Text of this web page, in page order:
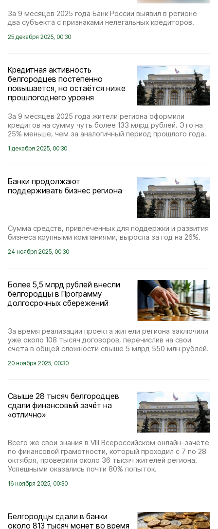
За 9 месяцев 2025 года Банк России выявил в регионе
два субъекта с признаками нелегальных кредиторов.
25 декабря 2025, 00:30
Кредитная активность
белгородцев постепенно
повышается, но остаётся ниже
прошлогоднего уровня
За 9 месяцев 2025 года жители региона оформили
кредитов на сумму чуть более 133 млрд рублей. Это на
25% меньше, чем за аналогичный период прошлого года.
1 декабря 2025, 00:30
Банки продолжают
поддерживать бизнес региона
Сумма средств, привлечённых для поддержки и развития
бизнеса крупными компаниями, выросла за год на 26%.
24 ноября 2025, 00:30
Более 5,5 млрд рублей внесли
белгородцы в Программу
долгосрочных сбережений
За время реализации проекта жители региона заключили
уже около 108 тысяч договоров, перечислив на свои
счета в общей сложности свыше 5 млрд 550 млн рублей.
20 ноября 2025, 00:30
Свыше 28 тысяч белгородцев
сдали финансовый зачёт на
«отлично»
Всего же свои знания в VIII Всероссийском онлайн-зачёте
по финансовой грамотности, который проходил с 7 по 28
октября, проверили около 36 тысяч жителей региона.
Успешными оказались почти 80% попыток.
16 ноября 2025, 00:30
Белгородцы сдали в банки
около 813 тысяч монет во время